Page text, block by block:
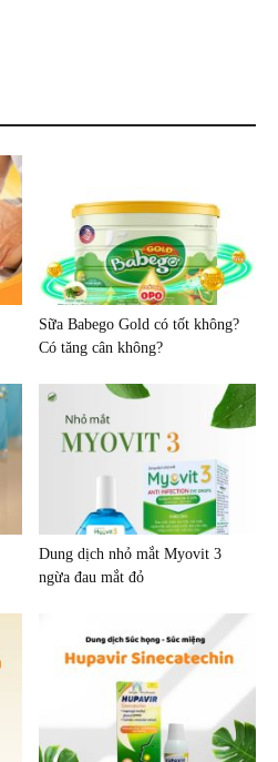
Sữa Babego Gold có tốt không?
Có tăng cân không?
Dung dịch nhỏ mắt Myovit 3
ngừa đau mắt đỏ